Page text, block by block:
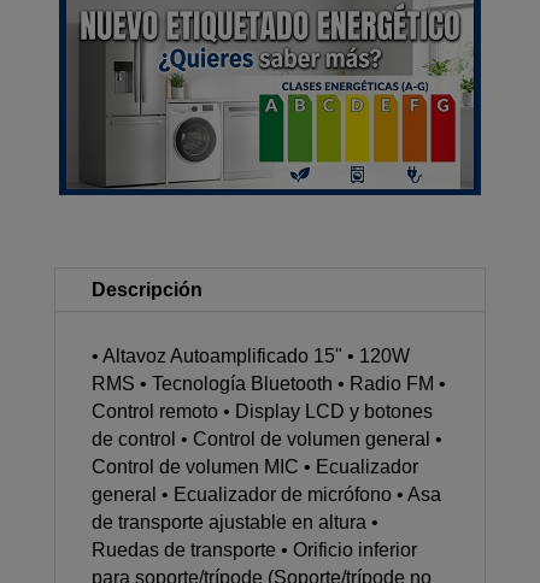
Descripción
• Altavoz Autoamplificado 15" • 120W
RMS • Tecnología Bluetooth • Radio FM •
Control remoto • Display LCD y botones
de control • Control de volumen general •
Control de volumen MIC • Ecualizador
general • Ecualizador de micrófono • Asa
de transporte ajustable en altura •
Ruedas de transporte • Orificio inferior
para soporte/trípode (Soporte/trípode no